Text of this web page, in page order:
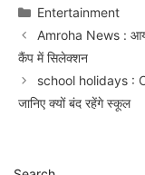
Categories
Entertainment
Amroha News :
कैंप में सिलेक्शन
school holidays :
जानिए क्यों बंद रहेंगे स्कूल